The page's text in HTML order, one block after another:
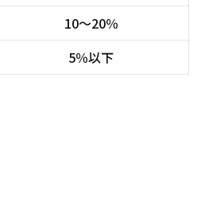
10～20％
5％以下